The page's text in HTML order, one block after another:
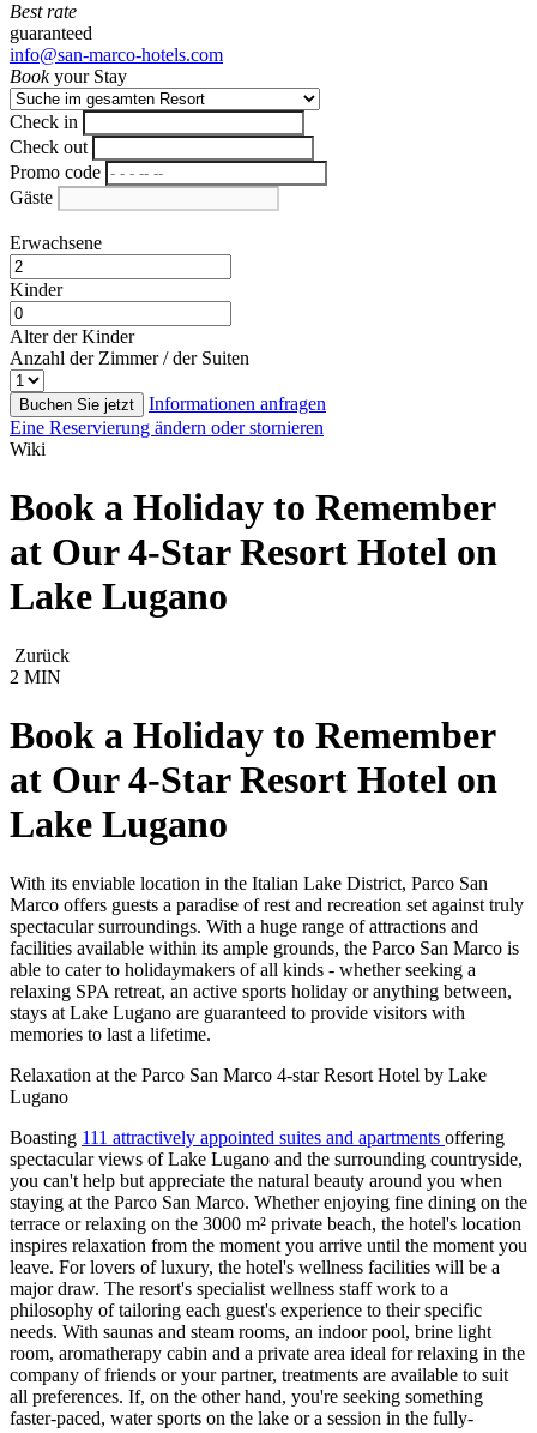
Best rate
guaranteed
info@san-marco-hotels.com
Bookyour Stay
Check in
Check out
Promo code
Gäste
Erwachsene
Kinder
Alter der Kinder
Anzahl der Zimmer / der Suiten
Buchen Sie jetzt
Informationen anfragen
Eine Reservierung ändern oder stornieren
Wiki
Book a Holiday to Remember
at Our 4-Star Resort Hotel on
Lake Lugano
Zurück
2 MIN
Book a Holiday to Remember
at Our 4-Star Resort Hotel on
Lake Lugano
With its enviable location in the Italian Lake District, Parco San
Marco offers guests a paradise of rest and recreation set against truly
spectacular surroundings. With a huge range of attractions and
facilities available within its ample grounds, the Parco San Marco is
able to cater to holidaymakers of all kinds - whether seeking a
relaxing SPA retreat, an active sports holiday or anything between,
stays at Lake Lugano are guaranteed to provide visitors with
memories to last a lifetime.
Relaxation at the Parco San Marco 4-star Resort Hotel by Lake
Lugano
Boasting 111 attractively appointed suites and apartments offering
spectacular views of Lake Lugano and the surrounding countryside,
you can't help but appreciate the natural beauty around you when
staying at the Parco San Marco. Whether enjoying fine dining on the
terrace or relaxing on the 3000 m² private beach, the hotel's location
inspires relaxation from the moment you arrive until the moment you
leave. For lovers of luxury, the hotel's wellness facilities will be a
major draw. The resort's specialist wellness staff work to a
philosophy of tailoring each guest's experience to their specific
needs. With saunas and steam rooms, an indoor pool, brine light
room, aromatherapy cabin and a private area ideal for relaxing in the
company of friends or your partner, treatments are available to suit
all preferences. If, on the other hand, you're seeking something
faster-paced, water sports on the lake or a session in the fully-